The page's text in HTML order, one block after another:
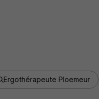
Ergothérapeute Ploemeur